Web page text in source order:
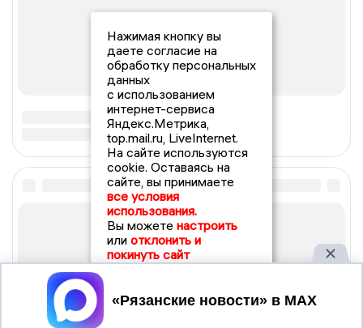
Нажимая кнопку вы
даете согласие на
обработку персональных
данных
с использованием
интернет-сервиса
Яндекс.Метрика,
top.mail.ru, LiveInternet.
На сайте используются
cookie. Оставаясь на
сайте, вы принимаете
все условия
использования.
Вы можете настроить
или отклонить и
покинуть сайт
Принять